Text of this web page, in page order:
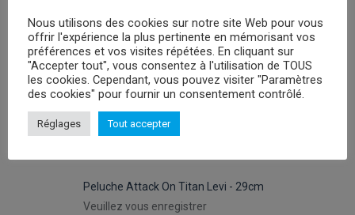
PROMOTIONS
Peluches Hello Kitty Keroppy- 30cm
Peluche Attack On Titan Levi - 29cm
Veuillez vous enregistrer
Nous utilisons des cookies sur notre site Web pour vous
offrir l'expérience la plus pertinente en mémorisant vos
préférences et vos visites répétées. En cliquant sur
"Accepter tout", vous consentez à l'utilisation de TOUS
les cookies. Cependant, vous pouvez visiter "Paramètres
des cookies" pour fournir un consentement contrôlé.
Réglages Tout accepter